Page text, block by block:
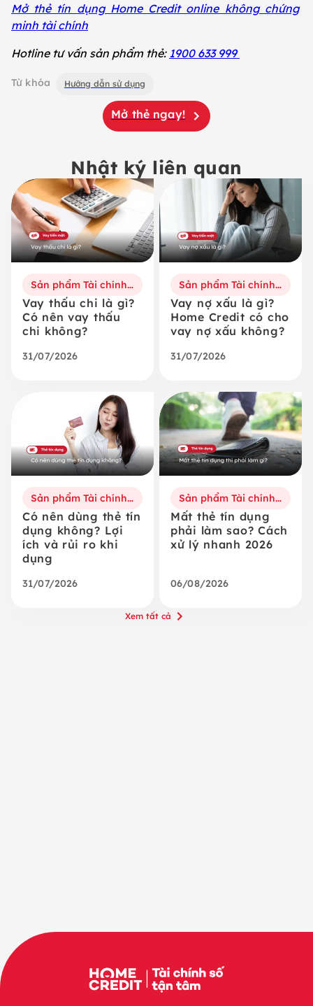
Mở thẻ tín dụng Home Credit online không chứng
minh tài chính
Hotline tư vấn sản phẩm thẻ: 1900 633 999
Từ khóa Hướng dẫn sử dụng
Mở thẻ ngay!
Nhật ký liên quan
Sản phẩm Tài chính số
Vay thấu chi là gì?
Có nên vay thấu
chi không?
31/07/2026
Sản phẩm Tài chính số
Vay nợ xấu là gì?
Home Credit có cho
vay nợ xấu không?
31/07/2026
Sản phẩm Tài chính số
Có nên dùng thẻ tín
dụng không? Lợi
ích và rủi ro khi
dụng
31/07/2026
Sản phẩm Tài chính số
Mất thẻ tín dụng
phải làm sao? Cách
xử lý nhanh 2026
06/08/2026
Xem tất cả